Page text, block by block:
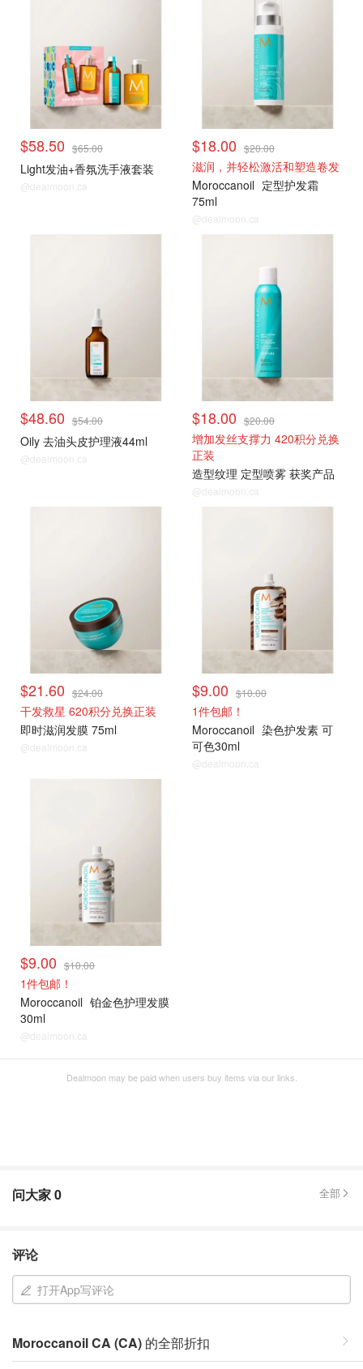
$58.50 $65.00
Light发油+香氛洗手液套装
@dealmoon.ca
$18.00 $20.00
滋润，并轻松激活和塑造卷发
Moroccanoil 定型护发霜
75ml
@dealmoon.ca
$48.60 $54.00
Oily 去油头皮护理液44ml
@dealmoon.ca
$18.00 $20.00
增加发丝支撑力 420积分兑换
正装
造型纹理 定型喷雾 获奖产品
@dealmoon.ca
$21.60 $24.00
干发救星 620积分兑换正装
即时滋润发膜 75ml
@dealmoon.ca
$9.00 $10.00
1件包邮！
Moroccanoil 染色护发素 可
可色30ml
@dealmoon.ca
$9.00 $10.00
1件包邮！
Moroccanoil 铂金色护理发膜
30ml
@dealmoon.ca
Dealmoon may be paid when users buy items via our links.
问大家0 全部
评论
打开App写评论
Moroccanoil CA (CA) 的全部折扣